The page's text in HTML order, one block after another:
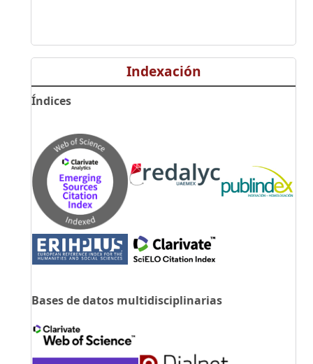
Indexación
Índices
Bases de datos multidisciplinarias